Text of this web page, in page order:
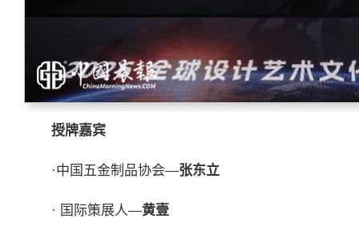
授牌嘉宾
·中国五金制品协会—张东立
· 国际策展人—黄壹